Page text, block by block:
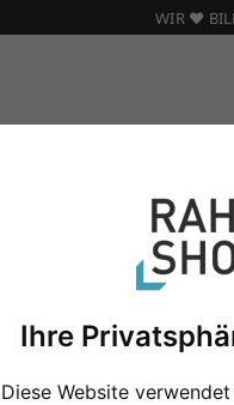
Ihre
Diese Website
WIR ❤️
Holz Bilderrahmen